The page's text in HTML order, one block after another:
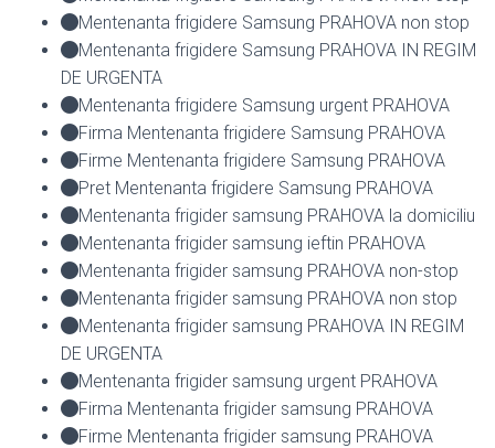
Mentenanta frigidere Samsung PRAHOVA non stop
Mentenanta frigidere Samsung PRAHOVA IN REGIM
DE URGENTA
Mentenanta frigidere Samsung urgent PRAHOVA
Firma Mentenanta frigidere Samsung PRAHOVA
Firme Mentenanta frigidere Samsung PRAHOVA
Pret Mentenanta frigidere Samsung PRAHOVA
Mentenanta frigider samsung PRAHOVA la domiciliu
Mentenanta frigider samsung ieftin PRAHOVA
Mentenanta frigider samsung PRAHOVA non-stop
Mentenanta frigider samsung PRAHOVA non stop
Mentenanta frigider samsung PRAHOVA IN REGIM
DE URGENTA
Mentenanta frigider samsung urgent PRAHOVA
Firma Mentenanta frigider samsung PRAHOVA
Firme Mentenanta frigider samsung PRAHOVA